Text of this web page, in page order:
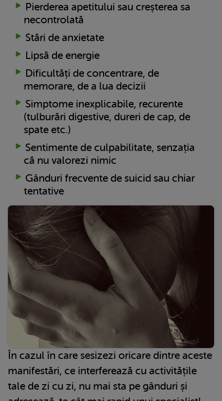
Pierderea apetitului sau creșterea sa
necontrolată
Stări de anxietate
Lipsă de energie
Dificultăți de concentrare, de
memorare, de a lua decizii
Simptome inexplicabile, recurente
(tulburări digestive, dureri de cap, de
spate etc.)
Sentimente de culpabilitate, senzația
că nu valorezi nimic
Gânduri frecvente de suicid sau chiar
tentative
În cazul în care sesizezi oricare dintre aceste
manifestări, ce interferează cu activitățile
tale de zi cu zi, nu mai sta pe gânduri și